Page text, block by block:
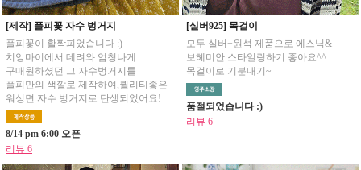
[제작] 플피꽃 자수 벙거지
플피꽃이 활짝피었습니다 :)
치앙마이에서 데려와 엄청나게
구매원하셨던 그 자수벙거지를
플피만의 색깔로 제작하여,퀄리티좋은
워싱면 자수 벙거지로 탄생되었어요!
8/14 pm 6:00 오픈
리뷰 6
[실버925] 목걸이
모두 실버+원석 제품으로 에스닉&
보헤미안 스타일링하기 좋아요^^
목걸이로 기분내기~
품절되었습니다 :)
리뷰 6